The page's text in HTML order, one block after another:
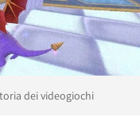
dei videogiochi